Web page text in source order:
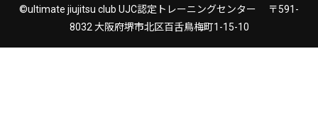
©ultimate jiujitsu club UJC認定トレーニングセンター 〒591-
8032 大阪府堺市北区百舌鳥梅町1-15-10